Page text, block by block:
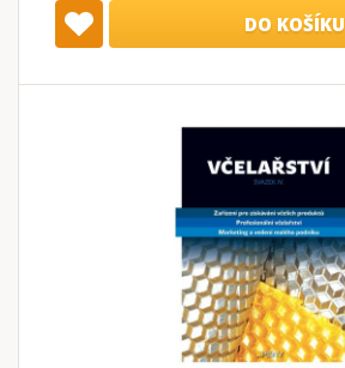
DO KOŠÍKU